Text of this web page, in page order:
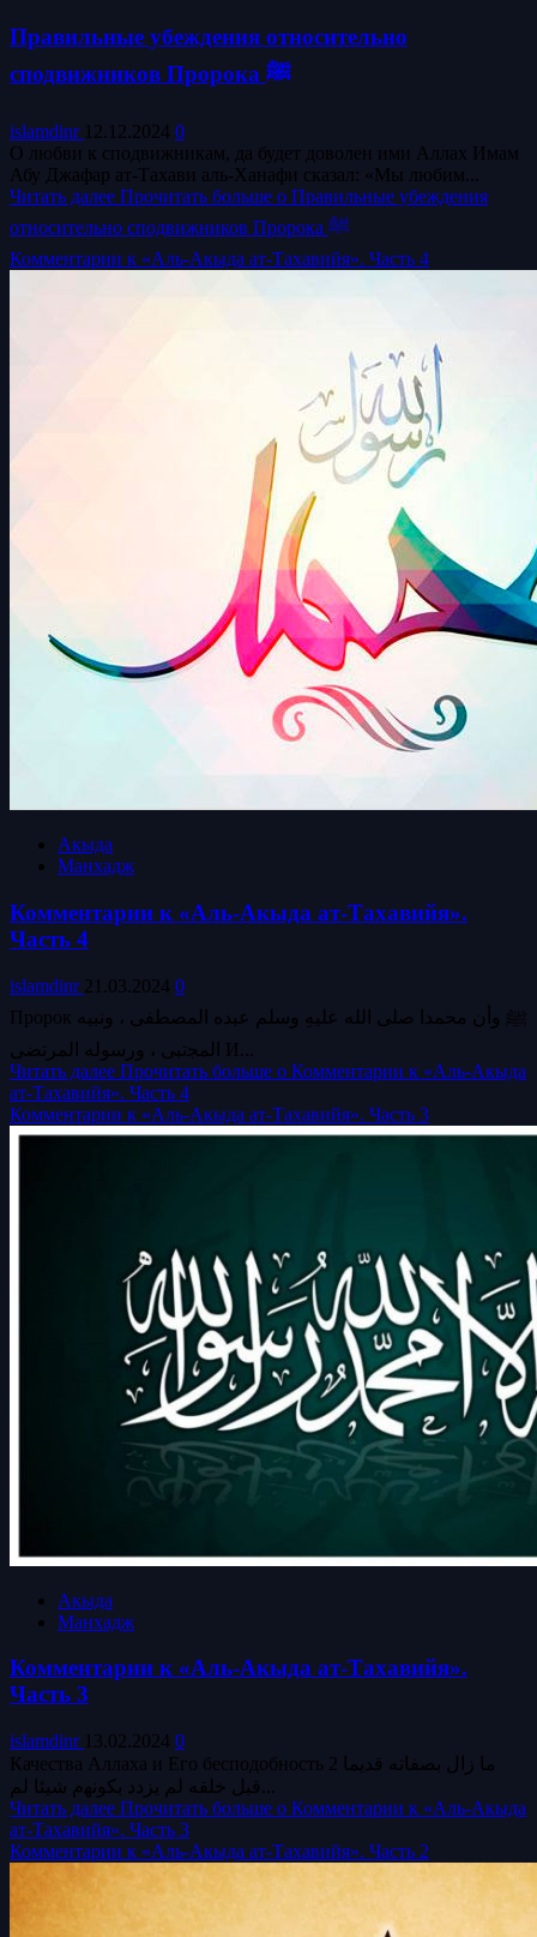
Правильные убеждения относительно
сподвижников Пророка ﷺ
islamdinr 12.12.2024 0
О любви к сподвижникам, да будет доволен ими Аллах Имам
Абу Джафар ат-Тахави аль-Ханафи сказал: «Мы любим...
Читать далее Прочитать больше о Правильные убеждения
относительно сподвижников Пророка ﷺ
Комментарии к «Аль-Акыда ат-Тахавийя». Часть 4
Акыда
Манхадж
Комментарии к «Аль-Акыда ат-Тахавийя».
Часть 4
islamdinr 21.03.2024 0
Пророк ﷺ وأن محمدا صلى الله عليهِ وسلم عبده المصطفى ، ونبيه
اﻟﻤﺠتبى ، ورسوله المرتضى И...
Читать далее Прочитать больше о Комментарии к «Аль-Акыда
ат-Тахавийя». Часть 4
Комментарии к «Аль-Акыда ат-Тахавийя». Часть 3
Акыда
Манхадж
Комментарии к «Аль-Акыда ат-Тахавийя».
Часть 3
islamdinr 13.02.2024 0
Качества Аллаха и Его бесподобность 2 ما زال بصفاته قديما
Читать далее Прочитать больше о Комментарии к «Аль-Акыда
ат-Тахавийя». Часть 3
Комментарии к «Аль-Акыда ат-Тахавийя». Часть 2